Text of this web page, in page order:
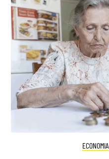
ECONOMIA